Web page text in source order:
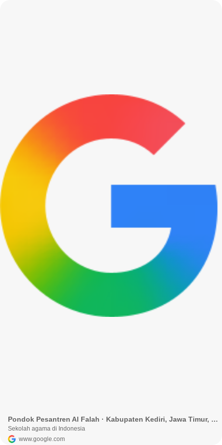
Pondok Pesantren Al Falah · Kabupaten Kediri, Jawa Timur, Indonesia
Sekolah agama di Indonesia
www.google.com